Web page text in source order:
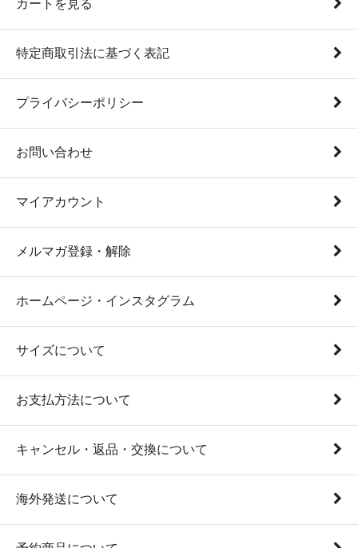
カートを見る
特定商取引法に基づく表記
プライバシーポリシー
お問い合わせ
マイアカウント
メルマガ登録・解除
ホームページ・インスタグラム
サイズについて
お支払方法について
キャンセル・返品・交換について
海外発送について